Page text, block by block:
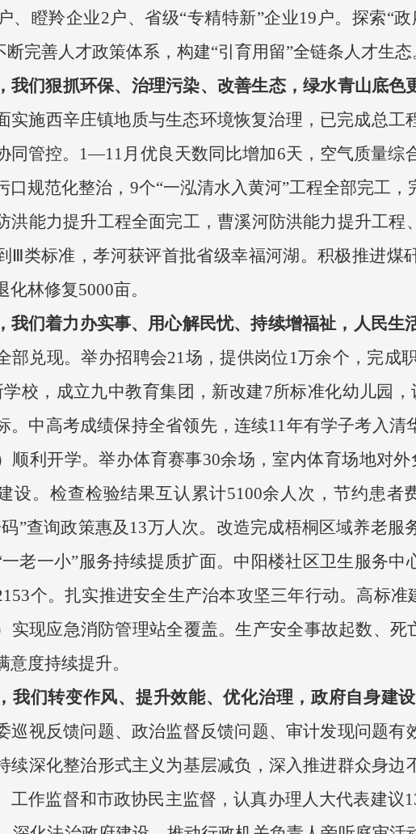
、瞪羚企业2户、省级“专精特新”企业19户。探索“
断完善人才政策体系，构建“引育用留”全链条人才生态
我们狠抓环保、治理污染、改善生态，绿水青山底色
实施西辛庄镇地质与生态环境恢复治理，已完成总
同管控。1—11月优良天数同比增加6天，空气质量综
口规范化整治，9个“一泓清水入黄河”工程全部完工
洪能力提升工程全面完工，曹溪河防洪能力提升工
Ⅲ类标准，孝河获评首批省级幸福河湖。积极推进煤
化林修复5000亩。
我们着力办实事、用心解民忧、持续增福祉，人民生
部兑现。举办招聘会21场，提供岗位1万余个，完成
校，成立九中教育集团，新改建7所标准化幼儿园
。中高考成绩保持全省领先，连续11年有学子考入
顺利开学。举办体育赛事30余场，室内体育场地对
设。检查检验结果互认累计5100余人次，节约患者
”查询政策惠及13万人次。改造完成梧桐区域养老
老一小”服务持续提质扩面。中阳楼社区卫生服务中
个。扎实推进安全生产治本攻坚三年行动。高标
实现应急消防管理站全覆盖。生产安全事故起数、
意度持续提升。
我们转变作风、提升效能、优化治理，政府自身建设
巡视反馈问题、政治监督反馈问题、审计发现问题
续深化整治形式主义为基层减负，深入推进群众身
工作监督和市政协民主监督，认真办理人大代表建议